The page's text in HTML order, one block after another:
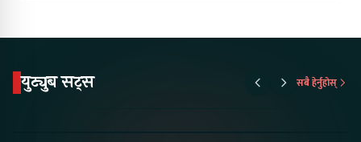
युट्युब सट्स सबै हेर्नुहोस्